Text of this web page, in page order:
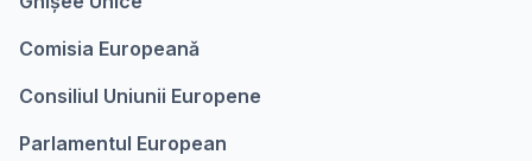
Comisia Europeanǎ
Consiliul Uniunii Europene
Parlamentul European